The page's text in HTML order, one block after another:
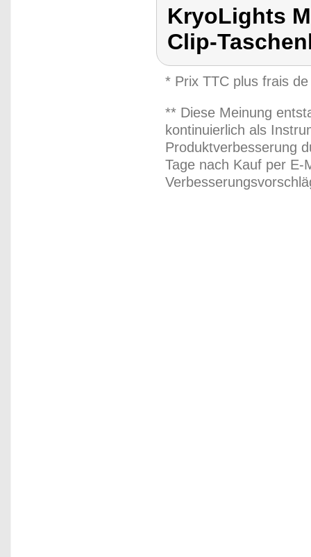
KryoLights
Clip-
* Prix TTC plus frais
** Diese Meinung
kontinuierlich als
Produktverbesserung
Tage nach Kauf per E-